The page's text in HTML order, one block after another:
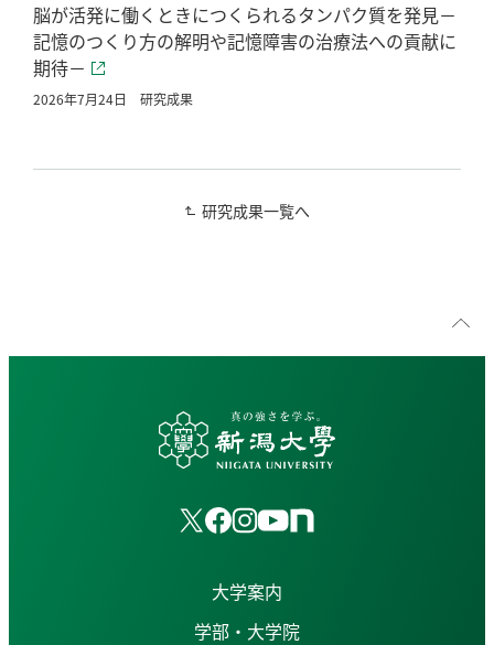
脳が活発に働くときにつくられるタンパク質を発見－
記憶のつくり方の解明や記憶障害の治療法への貢献に
期待－
2026年7月24日 研究成果
研究成果一覧へ
大学案内
学部・大学院